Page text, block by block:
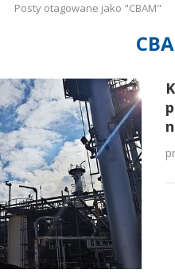
Posty otagowane jako "CBAM"